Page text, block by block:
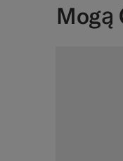
Mogą